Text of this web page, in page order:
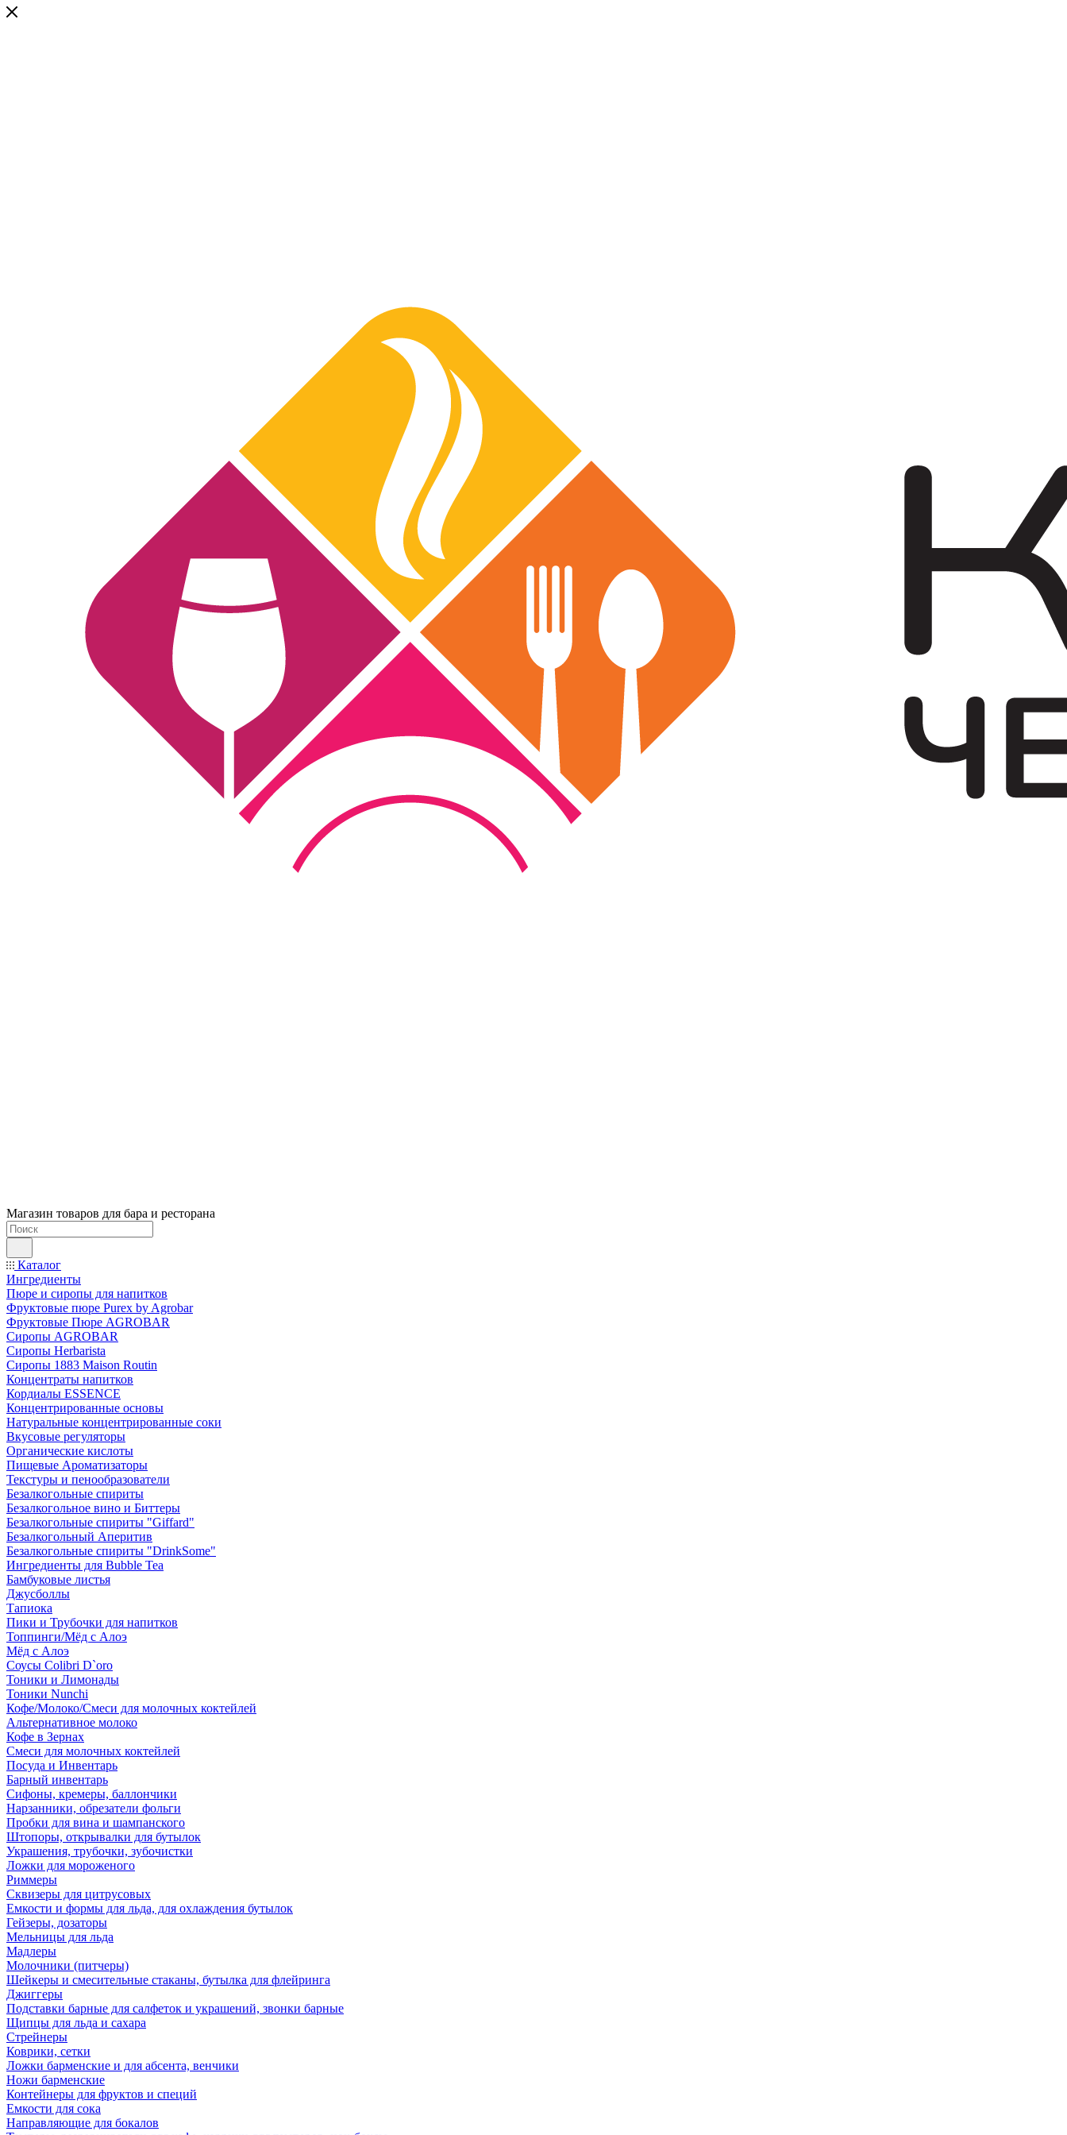
Магазин товаров для бара и ресторана
Каталог
Ингредиенты
Пюре и сиропы для напитков
Фруктовые пюре Purex by Agrobar
Фруктовые Пюре AGROBAR
Сиропы AGROBAR
Сиропы Herbarista
Сиропы 1883 Maison Routin
Концентраты напитков
Кордиалы ESSENCE
Концентрированные основы
Натуральные концентрированные соки
Вкусовые регуляторы
Органические кислоты
Пищевые Ароматизаторы
Текстуры и пенообразователи
Безалкогольные спириты
Безалкогольное вино и Биттеры
Безалкогольные спириты "Giffard"
Безалкогольный Аперитив
Безалкогольные спириты "DrinkSome"
Ингредиенты для Bubble Tea
Бамбуковые листья
Джусболлы
Тапиока
Пики и Трубочки для напитков
Топпинги/Мёд с Алоэ
Мёд с Алоэ
Соусы Colibri D`oro
Тоники и Лимонады
Тоники Nunchi
Кофе/Молоко/Смеси для молочных коктейлей
Альтернативное молоко
Кофе в Зернах
Смеси для молочных коктейлей
Посуда и Инвентарь
Барный инвентарь
Сифоны, кремеры, баллончики
Нарзанники, обрезатели фольги
Пробки для вина и шампанского
Штопоры, открывалки для бутылок
Украшения, трубочки, зубочистки
Ложки для мороженого
Риммеры
Сквизеры для цитрусовых
Емкости и формы для льда, для охлаждения бутылок
Гейзеры, дозаторы
Мельницы для льда
Мадлеры
Молочники (питчеры)
Шейкеры и смесительные стаканы, бутылка для флейринга
Джиггеры
Подставки барные для салфеток и украшений, звонки барные
Щипцы для льда и сахара
Стрейнеры
Коврики, сетки
Ложки барменские и для абсента, венчики
Ножи барменские
Контейнеры для фруктов и специй
Емкости для сока
Направляющие для бокалов